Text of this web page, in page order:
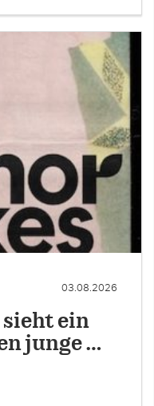
03.08.2026
sieht ein
junge …